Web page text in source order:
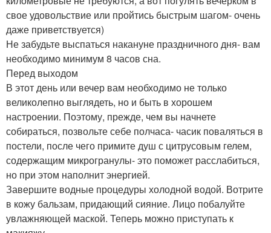
свое удовольствие или пройтись быстрым шагом- очень
даже приветствуется)
Не забудьте выспаться накануне праздничного дня- вам
необходимо минимум 8 часов сна.
Перед выходом
В этот день или вечер вам необходимо не только
великолепно выглядеть, но и быть в хорошем
настроении. Поэтому, прежде, чем вы начнете
собираться, позвольте себе полчаса- часик поваляться в
постели, после чего примите душ с цитрусовым гелем,
содержащим микрогранулы- это поможет расслабиться,
но при этом наполнит энергией.
Завершите водные процедуры холодной водой. Вотрите
в кожу бальзам, придающий сияние. Лицо побалуйте
увлажняющей маской. Теперь можно приступать к